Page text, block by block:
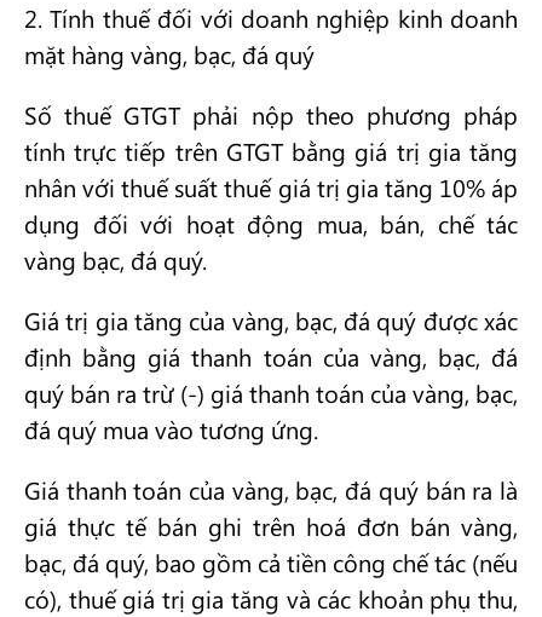
2. Tính thuế đối với doanh nghiệp kinh doanh
mặt hàng vàng, bạc, đá quý
Số thuế GTGT phải nộp theo phương pháp
tính trực tiếp trên GTGT bằng giá trị gia tăng
nhân với thuế suất thuế giá trị gia tăng 10% áp
dụng đối với hoạt động mua, bán, chế tác
vàng bạc, đá quý.
Giá trị gia tăng của vàng, bạc, đá quý được xác
định bằng giá thanh toán của vàng, bạc, đá
quý bán ra trừ (-) giá thanh toán của vàng, bạc,
đá quý mua vào tương ứng.
Giá thanh toán của vàng, bạc, đá quý bán ra là
giá thực tế bán ghi trên hoá đơn bán vàng,
bạc, đá quý, bao gồm cả tiền công chế tác (nếu
có), thuế giá trị gia tăng và các khoản phụ thu,